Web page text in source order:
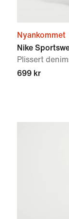
Nyankommet
Nike
Plissert
699 kr